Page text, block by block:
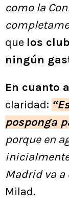
como la
que los
ningún
En cuanto
claridad:
posponga
porque en
Madrid va a
Milad.